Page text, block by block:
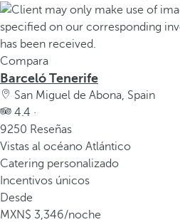
Compara
Barceló Tenerife
San Miguel de Abona, Spain
4.4 ·
9250 Reseñas
Vistas al océano Atlántico
Catering personalizado
Incentivos únicos
Desde
3,346/noche